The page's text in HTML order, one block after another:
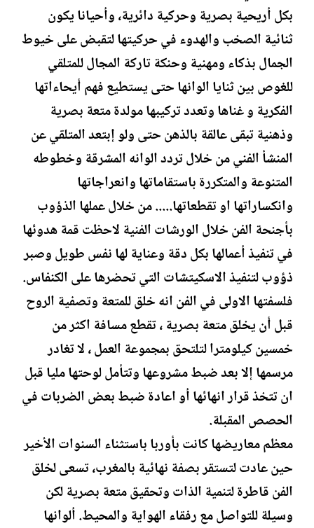
بكل أريحية بصرية وحركية دائرية،وأحيانا يكون
ثنائية الصخب والهدوء في حركيتها لتقبض على خيوط
الجمال بذكاء ومهنية وحنكة تاركة المجال للمتلقي
للغوص بين ثنايا الوانها حتى يستطيع فهم أيحاءاتها
الفكرية و غناها وتعدد تركيبها مولدة متعة بصرية
وذهنية تبقى عالقة بالذهن حتى ولو إبتعد المتلقي عن
المنشأ الفني من خلال تردد الوانه المشرقة وخطوطه
المتنوعة والمتكررة باستقاماتها وانعراجاتها
وانكساراتها او تقطعاتها..... من خلال عملها الذؤوب
بأجنحة الفن خلال الورشات الفنية لاحظت قمة هدوئها
في تنفيذ أعمالها بكل دقة وعناية لها نفس طويل وصبر
ذؤوب لتنفيذ الاسكيتشات التي تحضرها على الكنفاس.
فلسفتها الاولى في الفن انه خلق للمتعة وتصفية الروح
قبل أن يخلق متعة بصرية ، تقطع مسافة اكثر من
خمسين كيلومترا لتلتحق بمجموعة العمل ، لا تغادر
مرسمها إلا بعد ضبط مشروعها وتتأمل لوحتها مليا قبل
ان تتخذ قرار انهائها أو اعادة ضبط بعض الضربات في
الحصص المقبلة.
معظم معاريضها كانت بأوربا باستثناء السنوات الأخير
حين عادت لتستقر بصفة نهائية بالمغرب، تسعى لخلق
الفن قاطرة لتنمية الذات وتحقيق متعة بصرية لكن
وسيلة للتواصل مع رفقاء الهواية والمحيط. ألوانها